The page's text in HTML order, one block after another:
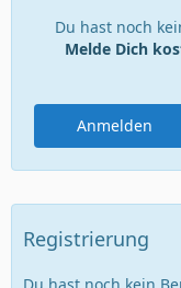
Du hast noch
Melde Dich
Anmelden
Registrierung